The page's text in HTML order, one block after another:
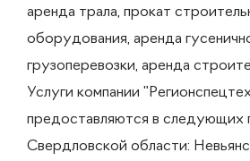
аренда трала, прокат
оборудования, аренда
грузоперевозки, аренда
Услуги компании
предоставляются в следующих
Свердловской области: